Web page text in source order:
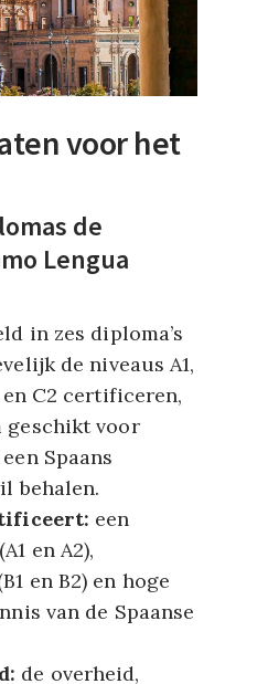
voor het
de
Lengua
in zes diploma’s
de niveaus A1,
en C2 certificeren,
geschikt voor
Spaans
behalen.
een
en A2),
en B2) en hoge
van de Spaanse
de overheid,